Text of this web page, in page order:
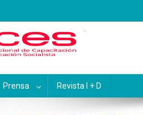
Prensa Revista I + D